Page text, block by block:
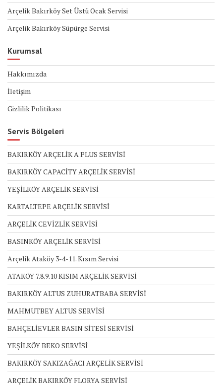
Arçelik Bakırköy Set Üstü Ocak Servisi
Arçelik Bakırköy Süpürge Servisi
Kurumsal
Hakkımızda
İletişim
Gizlilik Politikası
Servis Bölgeleri
BAKIRKÖY ARÇELİK A PLUS SERVİSİ
BAKIRKÖY CAPACİTY ARÇELİK SERVİSİ
YEŞİLKÖY ARÇELİK SERVİSİ
KARTALTEPE ARÇELİK SERVİSİ
ARÇELİK CEVİZLİK SERVİSİ
BASINKÖY ARÇELİK SERVİSİ
Arçelik Ataköy 3-4-11. Kısım Servisi
ATAKÖY 7.8.9.10 KISIM ARÇELİK SERVİSİ
BAKIRKÖY ALTUS ZUHURATBABA SERVİSİ
MAHMUTBEY ALTUS SERVİSİ
BAHÇELİEVLER BASIN SİTESİ SERVİSİ
YEŞİLKÖY BEKO SERVİSİ
BAKIRKÖY SAKIZAĞACI ARÇELİK SERVİSİ
ARÇELİK BAKIRKÖY FLORYA SERVİSİ